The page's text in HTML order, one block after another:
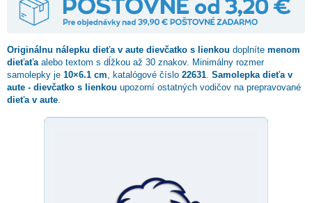
Originálnu nálepku dieťa v aute dievčatko s lienkou doplníte menom
dieťaťa alebo textom s dĺžkou až 30 znakov. Minimálny rozmer
samolepky je 10×6.1 cm , katalógové číslo 22631 Samolepka dieťa v
aute - dievčatko s lienkou upozorní ostatných vodičov na prepravované
dieťa v aute